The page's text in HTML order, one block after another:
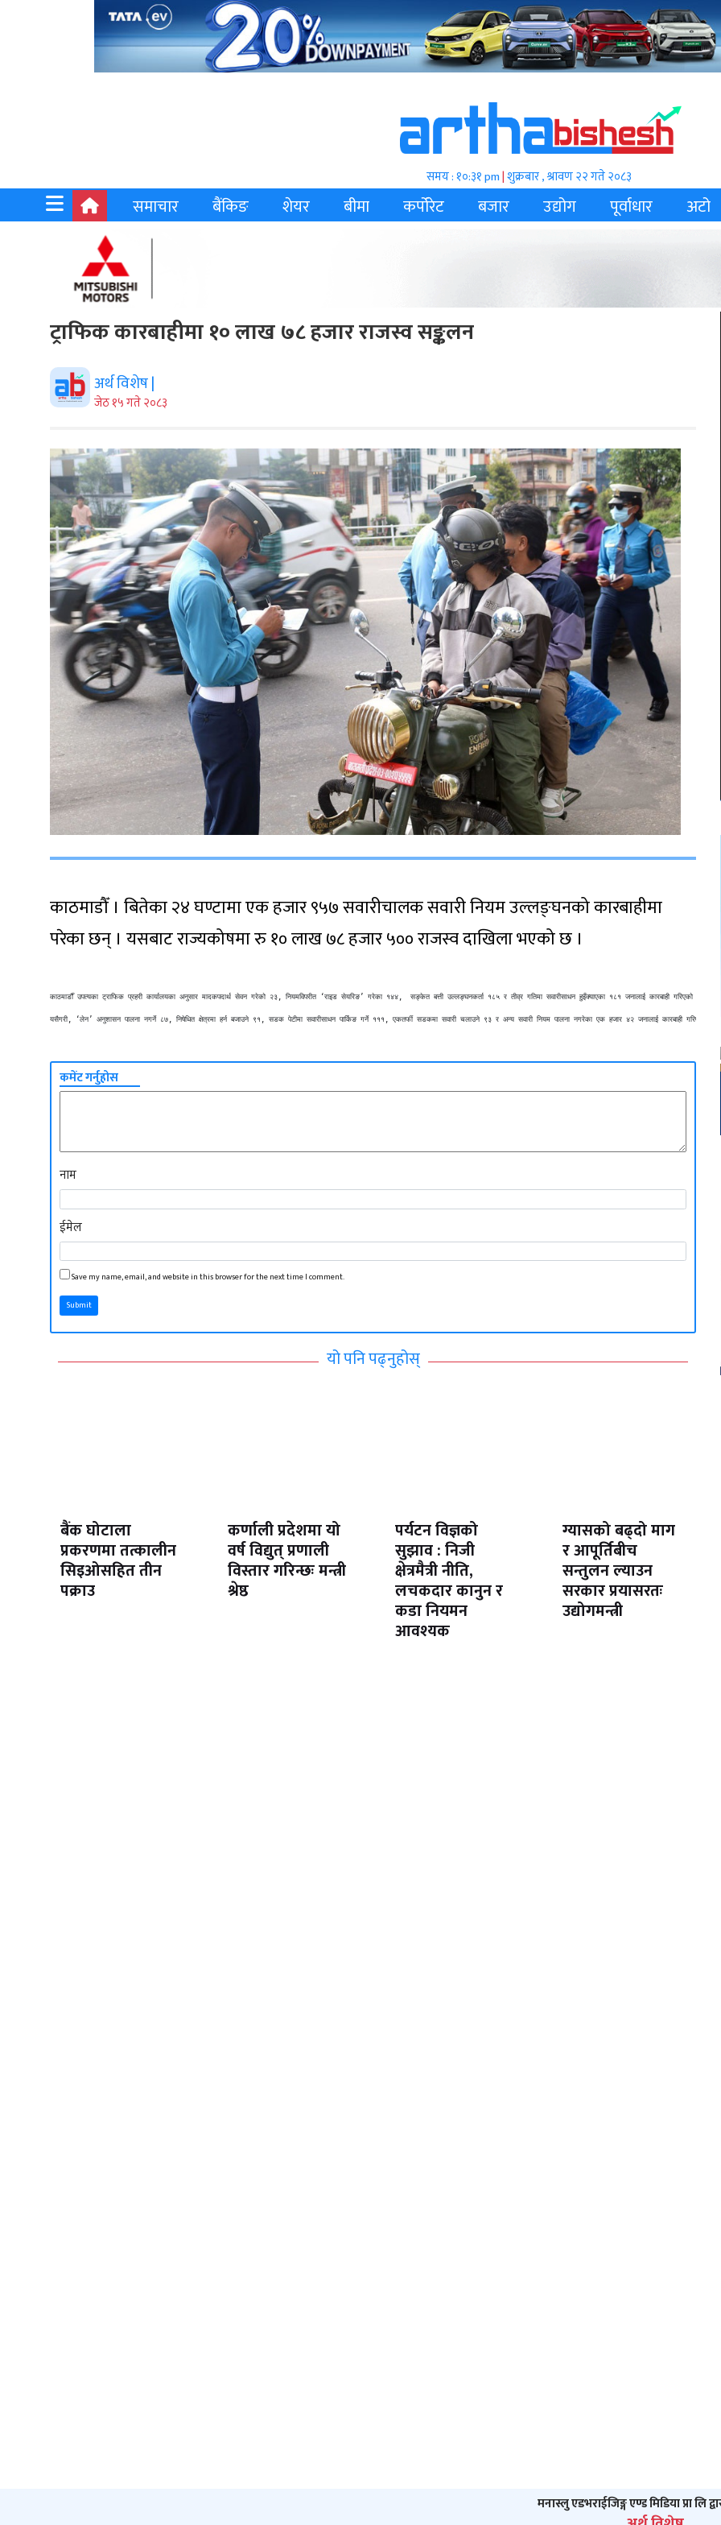
समय : १०:३१ pm|शुक्रबार , श्रावण २२ गते २०८३
समाचार बैंकिङ शेयर बीमा कर्पोरेट बजार उद्योग पूर्वाधार अटो
ट्राफिक कारबाहीमा १० लाख ७८ हजार राजस्व सङ्कलन
अर्थ विशेष |
जेठ १५ गते २०८३
काठमाडौँ । बितेका २४ घण्टामा एक हजार ९५७ सवारीचालक सवारी नियम उल्लङ्घनको कारबाहीमा
परेका छन् । यसबाट राज्यकोषमा रु १० लाख ७८ हजार ५०० राजस्व दाखिला भएको छ ।
काठमाडौँ उपत्यका ट्राफिक प्रहरी कार्यालयका अनुसार मादकपदार्थ सेवन गरेको २३, नियमविपरीत ‘राइड सेयरिङ’ गरेका १४४,  सङ्केत बत्ती उल्लङ्घनकर्ता १८५ र तीव्र गतिमा सवारीसाधन हुइँक्याएका १८१ जनालाई कारबाही गरिएको हो ।
यसैगरी, ‘लेन’ अनुशासन पालना नगर्ने ८७, निषेधित क्षेत्रमा हर्न बजाउने ९१, सडक पेटीमा सवारीसाधन पार्किङ गर्ने १११, एकतर्फी सडकमा सवारी चलाउने ९३ र अन्य सवारी नियम पालना नगरेका एक हजार ४२ जनालाई कारबाही गरिएको हो
कमेंट गर्नुहोस
नाम
ईमेल
Save my name, email, and website in this browser for the next time I comment.
Submit
यो पनि पढ्नुहोस्
बैंक घोटाला
प्रकरणमा तत्कालीन
सिइओसहित तीन
पक्राउ
कर्णाली प्रदेशमा यो
वर्ष विद्युत् प्रणाली
विस्तार गरिन्छः मन्त्री
श्रेष्ठ
पर्यटन विज्ञको
सुझाव : निजी
क्षेत्रमैत्री नीति,
लचकदार कानुन र
कडा नियमन
आवश्यक
ग्यासको बढ्दो माग
र आपूर्तिबीच
सन्तुलन ल्याउन
सरकार प्रयासरतः
उद्योगमन्त्री
मनास्लु एडभराईजिङ्ग एण्ड मिडिया प्रा लि